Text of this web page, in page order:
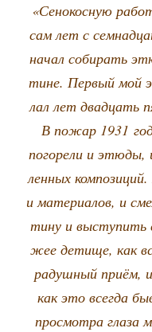
«Сено­кос­ную
сам лет с
начал соби­рать
тине. Пер­вый мой
лал лет два­дцать
В пожар 1931
пого­ре­ли и этю­ды,
лен­ных
и мате­ри­а­лов, и
ти­ну и высту­пить
жее дети­ще, как
радуш­ный при­ём,
как это все­гда
про­смот­ра гла­за